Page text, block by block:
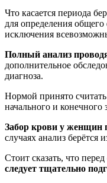
Что касается периода
для определения
исключения
Полный анализ
дополнительное
диагноза.
Нормой принято считать
начального и конечного
Забор крови у женщин
случаях анализ берётся
Стоит сказать, что
следует тщательно